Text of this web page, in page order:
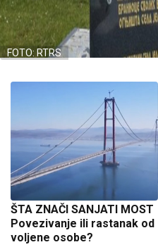
FOTO: RTRS
ŠTA ZNAČI SANJATI MOST
Povezivanje ili rastanak od
voljene osobe?